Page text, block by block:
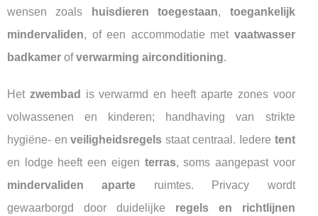
wensen zoals
huisdieren toegestaan, toegankelijk
mindervaliden, of een accommodatie met vaatwasser
badkamer ofverwarming airconditioning.
Het zwembad
is verwarmd en heeft aparte zones voor
volwassenen en kinderen; handhaving van strikte
hygiëne- enveiligheidsregels staat centraal. Iedere tent
en lodge heeft een eigen terras, soms aangepast voor
mindervaliden aparte ruimtes. Privacy wordt
gewaarborgd door duidelijke regels en richtlijnen